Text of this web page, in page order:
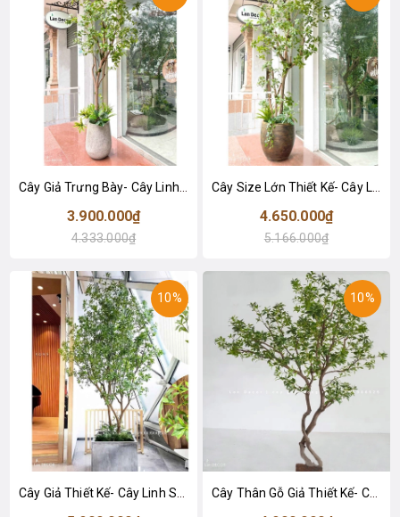
3.900.000₫
4.333.000₫
4.650.000₫
5.166.000₫
10% 10%
Cây Thân Gỗ Giả Thiết Kế- Cây Linh Sơn Tiểu Cảnh Thiết Kế Không Gian Đẹp (200cm)- CC1166